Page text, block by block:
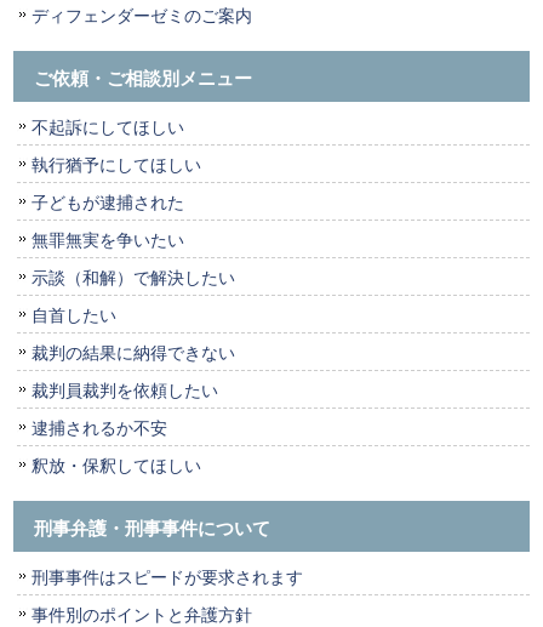
ディフェンダーゼミのご案内
ご依頼・ご相談別メニュー
不起訴にしてほしい
執行猶予にしてほしい
子どもが逮捕された
無罪無実を争いたい
示談（和解）で解決したい
自首したい
裁判の結果に納得できない
裁判員裁判を依頼したい
逮捕されるか不安
釈放・保釈してほしい
刑事弁護・刑事事件について
刑事事件はスピードが要求されます
事件別のポイントと弁護方針